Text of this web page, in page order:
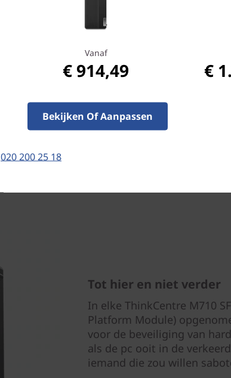
De
SFF zich nu
verloop van
Met de
verminderen
zonder
Tot hier en niet verder
In elke ThinkCentre M710
Platform Module)
voor de beveiliging van
als de pc ooit in de
iemand die zou willen
Vanaf
€ 914,49 €
Bekijken Of Aanpassen
020 200 25 18